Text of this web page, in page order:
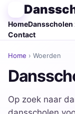
HomeDansscholen
Contact
Home › Woerden
Op zoek naar